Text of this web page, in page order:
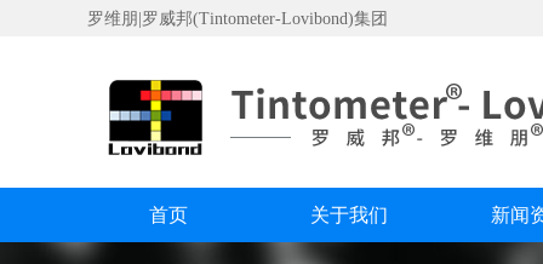
罗维朋|罗威邦(Tintometer-Lovibond)集团
首页 关于我们 新闻